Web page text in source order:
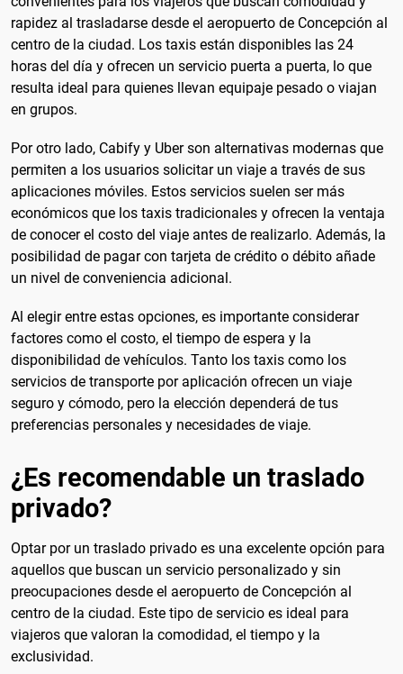
rapidez al trasladarse desde el aeropuerto de Concepción al
centro de la ciudad. Los taxis están disponibles las 24
horas del día y ofrecen un servicio puerta a puerta, lo que
resulta ideal para quienes llevan equipaje pesado o viajan
en grupos.
Por otro lado, Cabify y Uber son alternativas modernas que
permiten a los usuarios solicitar un viaje a través de sus
aplicaciones móviles. Estos servicios suelen ser más
económicos que los taxis tradicionales y ofrecen la ventaja
de conocer el costo del viaje antes de realizarlo. Además, la
posibilidad de pagar con tarjeta de crédito o débito añade
un nivel de conveniencia adicional.
Al elegir entre estas opciones, es importante considerar
factores como el costo, el tiempo de espera y la
disponibilidad de vehículos. Tanto los taxis como los
servicios de transporte por aplicación ofrecen un viaje
seguro y cómodo, pero la elección dependerá de tus
preferencias personales y necesidades de viaje.
¿Es recomendable un traslado
privado?
Optar por un traslado privado es una excelente opción para
aquellos que buscan un servicio personalizado y sin
preocupaciones desde el aeropuerto de Concepción al
centro de la ciudad. Este tipo de servicio es ideal para
viajeros que valoran la comodidad, el tiempo y la
exclusividad.